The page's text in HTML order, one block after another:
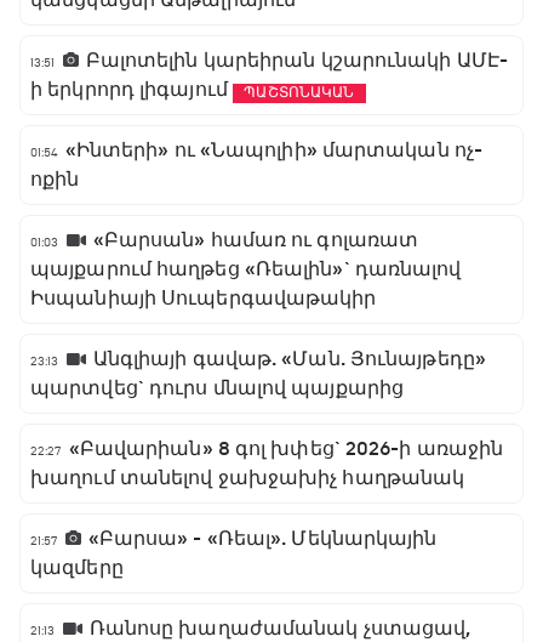
13:51
Բալոտելին կարեիրան կշարունակի ԱՄԷ-
ի երկրորդ լիգայում
ՊԱՇՏՈՆԱԿԱՆ
01:54 «Ինտերի» ու «Նապոլիի» մարտական ոչ-
ոքին
01:03
«Բարսան» համառ ու գոլառատ
պայքարում հաղթեց «Ռեալին»` դառնալով
Իսպանիայի Սուպերգավաթակիր
23:13
Անգլիայի գավաթ. «Ման. Յունայթեդը»
պարտվեց` դուրս մնալով պայքարից
22:27 «Բավարիան» 8 գոլ խփեց` 2026-ի առաջին
խաղում տանելով ջախջախիչ հաղթանակ
21:57
«Բարսա» - «Ռեալ». Մեկնարկային
կազմերը
21:13 Ռանոսը խաղաժամանակ չստացավ,